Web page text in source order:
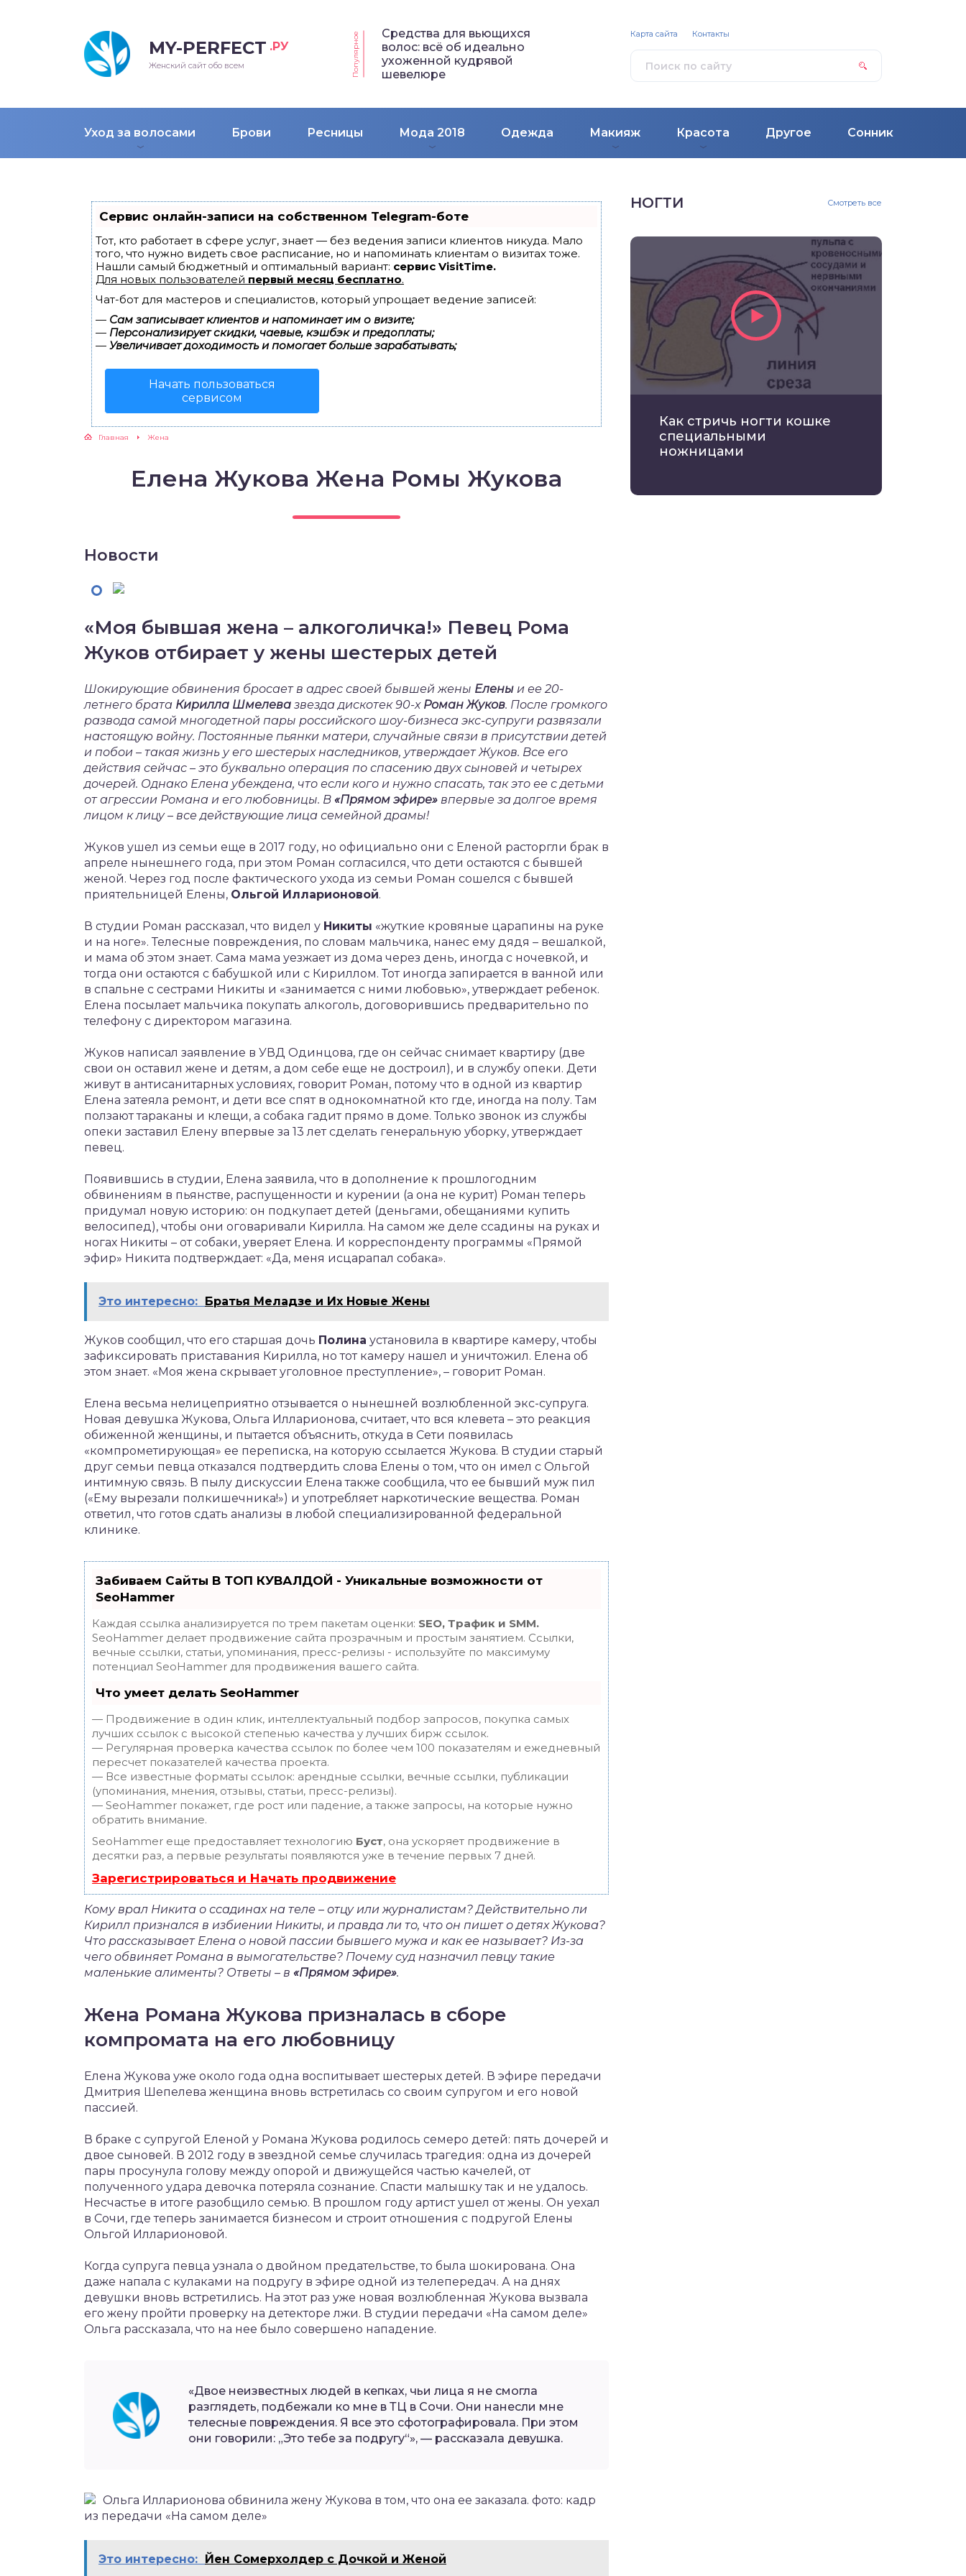
MY-PERFECT .РУ
Женский сайт обо всем Популярное
Средства для вьющихся
волос: всё об идеально
ухоженной кудрявой
шевелюре
Уход за волосами Брови Ресницы Мода 2018 Одежда Макияж Красота Другое Сонник
Карта сайта Контакты
Сервис онлайн-записи на собственном Telegram-боте
Тот, кто работает в сфере услуг, знает — без ведения записи клиентов никуда. Мало
того, что нужно видеть свое расписание, но и напоминать клиентам о визитах тоже.
Нашли самый бюджетный и оптимальный вариант: сервис VisitTime.
Для новых пользователей первый месяц бесплатно.
Чат-бот для мастеров и специалистов, который упрощает ведение записей:
— Сам записывает клиентов и напоминает им о визите;
— Персонализирует скидки, чаевые, кэшбэк и предоплаты;
— Увеличивает доходимость и помогает больше зарабатывать;
Начать пользоваться
сервисом
Главная Жена
Елена Жукова Жена Ромы Жукова
Новости
«Моя бывшая жена – алкоголичка!» Певец Рома
Жуков отбирает у жены шестерых детей
Шокирующие обвинения бросает в адрес своей бывшей жены Елены и ее 20-
летнего брата Кирилла Шмелева звезда дискотек 90-х Роман Жуков. После громкого
развода самой многодетной пары российского шоу-бизнеса экс-супруги развязали
настоящую войну. Постоянные пьянки матери, случайные связи в присутствии детей
и побои – такая жизнь у его шестерых наследников, утверждает Жуков. Все его
действия сейчас – это буквально операция по спасению двух сыновей и четырех
дочерей. Однако Елена убеждена, что если кого и нужно спасать, так это ее с детьми
от агрессии Романа и его любовницы. В «Прямом эфире» впервые за долгое время
лицом к лицу – все действующие лица семейной драмы!
Жуков ушел из семьи еще в 2017 году, но официально они с Еленой расторгли брак в
апреле нынешнего года, при этом Роман согласился, что дети остаются с бывшей
женой. Через год после фактического ухода из семьи Роман сошелся с бывшей
приятельницей Елены, Ольгой Илларионовой.
В студии Роман рассказал, что видел у Никиты «жуткие кровяные царапины на руке
и на ноге». Телесные повреждения, по словам мальчика, нанес ему дядя – вешалкой,
и мама об этом знает. Сама мама уезжает из дома через день, иногда с ночевкой, и
тогда они остаются с бабушкой или с Кириллом. Тот иногда запирается в ванной или
в спальне с сестрами Никиты и «занимается с ними любовью», утверждает ребенок.
Елена посылает мальчика покупать алкоголь, договорившись предварительно по
телефону с директором магазина.
Жуков написал заявление в УВД Одинцова, где он сейчас снимает квартиру (две
свои он оставил жене и детям, а дом себе еще не достроил), и в службу опеки. Дети
живут в антисанитарных условиях, говорит Роман, потому что в одной из квартир
Елена затеяла ремонт, и дети все спят в однокомнатной кто где, иногда на полу. Там
ползают тараканы и клещи, а собака гадит прямо в доме. Только звонок из службы
опеки заставил Елену впервые за 13 лет сделать генеральную уборку, утверждает
певец.
Появившись в студии, Елена заявила, что в дополнение к прошлогодним
обвинениям в пьянстве, распущенности и курении (а она не курит) Роман теперь
придумал новую историю: он подкупает детей (деньгами, обещаниями купить
велосипед), чтобы они оговаривали Кирилла. На самом же деле ссадины на руках и
ногах Никиты – от собаки, уверяет Елена. И корреспонденту программы «Прямой
эфир» Никита подтверждает: «Да, меня исцарапал собака».
Это интересно: Братья Меладзе и Их Новые Жены
Жуков сообщил, что его старшая дочь Полина установила в квартире камеру, чтобы
зафиксировать приставания Кирилла, но тот камеру нашел и уничтожил. Елена об
этом знает. «Моя жена скрывает уголовное преступление», – говорит Роман.
Елена весьма нелицеприятно отзывается о нынешней возлюбленной экс-супруга.
Новая девушка Жукова, Ольга Илларионова, считает, что вся клевета – это реакция
обиженной женщины, и пытается объяснить, откуда в Сети появилась
«компрометирующая» ее переписка, на которую ссылается Жукова. В студии старый
друг семьи певца отказался подтвердить слова Елены о том, что он имел с Ольгой
интимную связь. В пылу дискуссии Елена также сообщила, что ее бывший муж пил
(«Ему вырезали полкишечника!») и употребляет наркотические вещества. Роман
ответил, что готов сдать анализы в любой специализированной федеральной
клинике.
Забиваем Сайты В ТОП КУВАЛДОЙ - Уникальные возможности от
SeoHammer
Каждая ссылка анализируется по трем пакетам оценки: SEO, Трафик и SMM.
SeoHammer делает продвижение сайта прозрачным и простым занятием. Ссылки,
вечные ссылки, статьи, упоминания, пресс-релизы - используйте по максимуму
потенциал SeoHammer для продвижения вашего сайта.
Что умеет делать SeoHammer
— Продвижение в один клик, интеллектуальный подбор запросов, покупка самых
лучших ссылок с высокой степенью качества у лучших бирж ссылок.
— Регулярная проверка качества ссылок по более чем 100 показателям и ежедневный
пересчет показателей качества проекта.
— Все известные форматы ссылок: арендные ссылки, вечные ссылки, публикации
(упоминания, мнения, отзывы, статьи, пресс-релизы).
— SeoHammer покажет, где рост или падение, а также запросы, на которые нужно
обратить внимание.
SeoHammer еще предоставляет технологию Буст, она ускоряет продвижение в
десятки раз, а первые результаты появляются уже в течение первых 7 дней.
Зарегистрироваться и Начать продвижение
Кому врал Никита о ссадинах на теле – отцу или журналистам? Действительно ли
Кирилл признался в избиении Никиты, и правда ли то, что он пишет о детях Жукова?
Что рассказывает Елена о новой пассии бывшего мужа и как ее называет? Из-за
чего обвиняет Романа в вымогательстве? Почему суд назначил певцу такие
маленькие алименты? Ответы – в «Прямом эфире».
Жена Романа Жукова призналась в сборе
компромата на его любовницу
Елена Жукова уже около года одна воспитывает шестерых детей. В эфире передачи
Дмитрия Шепелева женщина вновь встретилась со своим супругом и его новой
пассией.
В браке с супругой Еленой у Романа Жукова родилось семеро детей: пять дочерей и
двое сыновей. В 2012 году в звездной семье случилась трагедия: одна из дочерей
пары просунула голову между опорой и движущейся частью качелей, от
полученного удара девочка потеряла сознание. Спасти малышку так и не удалось.
Несчастье в итоге разобщило семью. В прошлом году артист ушел от жены. Он уехал
в Сочи, где теперь занимается бизнесом и строит отношения с подругой Елены
Ольгой Илларионовой.
Когда супруга певца узнала о двойном предательстве, то была шокирована. Она
даже напала с кулаками на подругу в эфире одной из телепередач. А на днях
девушки вновь встретились. На этот раз уже новая возлюбленная Жукова вызвала
его жену пройти проверку на детекторе лжи. В студии передачи «На самом деле»
Ольга рассказала, что на нее было совершено нападение.
«Двое неизвестных людей в кепках, чьи лица я не смогла
разглядеть, подбежали ко мне в ТЦ в Сочи. Они нанесли мне
телесные повреждения. Я все это сфотографировала. При этом
они говорили: „Это тебе за подругу“», — рассказала девушка.
Ольга Илларионова обвинила жену Жукова в том, что она ее заказала. фото: кадр
из передачи «На самом деле»
Это интересно: Йен Сомерхолдер с Дочкой и Женой
НОГТИ Смотреть все
Как стричь ногти кошке
специальными
ножницами
прически 2018
стрижки 2018